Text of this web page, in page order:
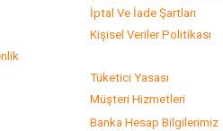
İptal Ve İade Şartları
Kişisel Veriler Politikası
Tüketici Yasası
Müşteri Hizmetleri
Banka Hesap Bilgilerimiz